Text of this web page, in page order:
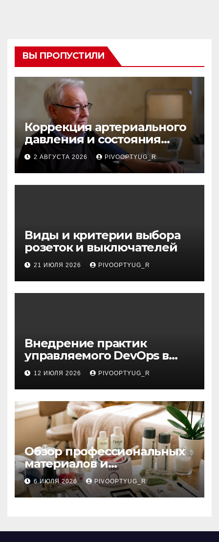
ВЫ ПРОПУСТИЛИ
Коррекция артериального
давления и состояния
сосудов в профилактике
инсульта
2 АВГУСТА 2026 PIVOOPTYUG_R
Виды и критерии выбора
розеток и выключателей
21 ИЮЛЯ 2026 PIVOOPTYUG_R
Внедрение практик
управляемого DevOps в
корпоративную ИТ-
инфраструктуру
12 ИЮЛЯ 2026 PIVOOPTYUG_R
Обзор профессиональных
материалов и
инструментов для
маникюра, депиляции,
наращивания ресниц и
6 ИЮЛЯ 2026 PIVOOPTYUG_R